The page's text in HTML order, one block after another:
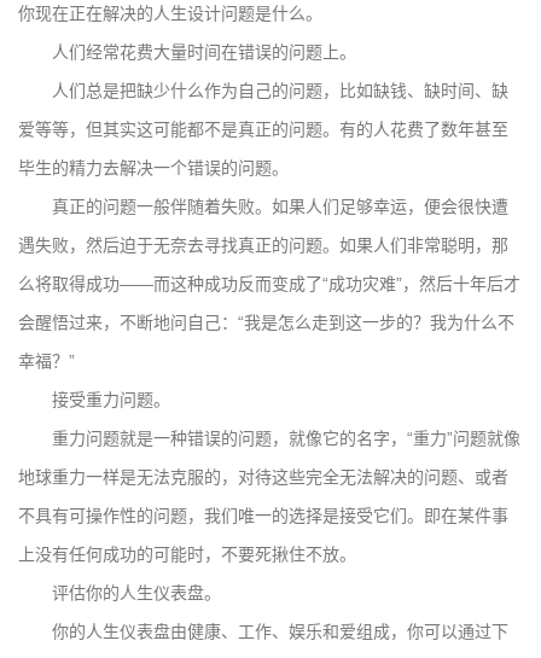
你现在正在解决的人生设计问题是什么。
人们经常花费大量时间在错误的问题上。
人们总是把缺少什么作为自己的问题，比如缺钱、缺时间、缺
爱等等，但其实这可能都不是真正的问题。有的人花费了数年甚至
毕生的精力去解决一个错误的问题。
真正的问题一般伴随着失败。如果人们足够幸运，便会很快遭
遇失败，然后迫于无奈去寻找真正的问题。如果人们非常聪明，那
么将取得成功——而这种成功反而变成了“成功灾难”，然后十年后才
会醒悟过来，不断地问自己：“我是怎么走到这一步的？我为什么不
幸福？”
接受重力问题。
重力问题就是一种错误的问题，就像它的名字，“重力”问题就像
地球重力一样是无法克服的，对待这些完全无法解决的问题、或者
不具有可操作性的问题，我们唯一的选择是接受它们。即在某件事
上没有任何成功的可能时，不要死揪住不放。
评估你的人生仪表盘。
你的人生仪表盘由健康、工作、娱乐和爱组成，你可以通过下